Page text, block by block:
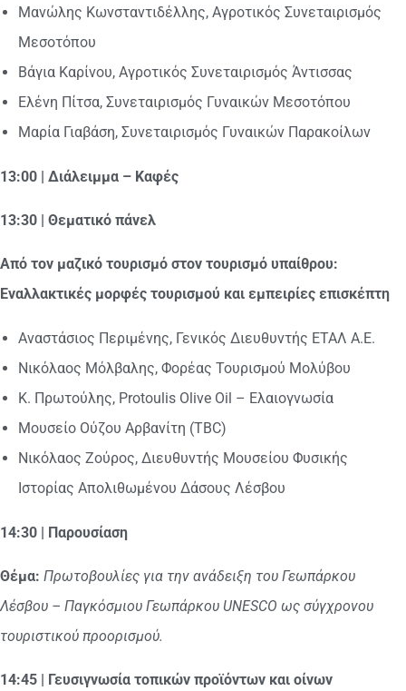
Μανώλης Κωνσταντιδέλλης, Αγροτικός Συνεταιρισμός
Μεσοτόπου
Βάγια Καρίνου, Αγροτικός Συνεταιρισμός Άντισσας
Ελένη Πίτσα, Συνεταιρισμός Γυναικών Μεσοτόπου
Μαρία Γιαβάση, Συνεταιρισμός Γυναικών Παρακοίλων
13:00 | Διάλειμμα – Καφές
13:30 | Θεματικό πάνελ
Από τον μαζικό τουρισμό στον τουρισμό υπαίθρου:
Εναλλακτικές μορφές τουρισμού και εμπειρίες επισκέπτη
Αναστάσιος Περιμένης, Γενικός Διευθυντής ΕΤΑΛ Α.Ε.
Νικόλαος Μόλβαλης, Φορέας Τουρισμού Μολύβου
Κ. Πρωτούλης, Protoulis Olive Oil – Ελαιογνωσία
Μουσείο Ούζου Αρβανίτη (TBC)
Νικόλαος Ζούρος, Διευθυντής Μουσείου Φυσικής
Ιστορίας Απολιθωμένου Δάσους Λέσβου
14:30 | Παρουσίαση
Θέμα: Πρωτοβουλίες για την ανάδειξη του Γεωπάρκου
Λέσβου – Παγκόσμιου Γεωπάρκου UNESCO ως σύγχρονου
τουριστικού προορισμού.
14:45 | Γευσιγνωσία τοπικών προϊόντων και οίνων